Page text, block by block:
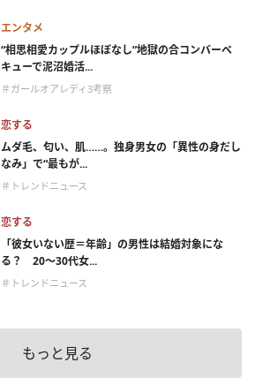
エンタメ
“相思相愛カップルほぼなし”地獄の合コンバーベ
キューで泥沼婚活...
＃ガールオアレディ3考察
恋する
ムダ毛、匂い、肌……。独身男女の「異性の身だし
なみ」で“最もが...
＃トレンドニュース
恋する
「彼女いない歴＝年齢」の男性は結婚対象にな
る？ 20〜30代女...
＃トレンドニュース
もっと見る